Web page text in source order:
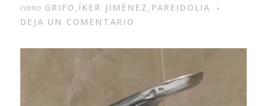
como GRIFO, ÍKER JIMÉNEZ, PAREIDOLIA
DEJA UN COMENTARIO